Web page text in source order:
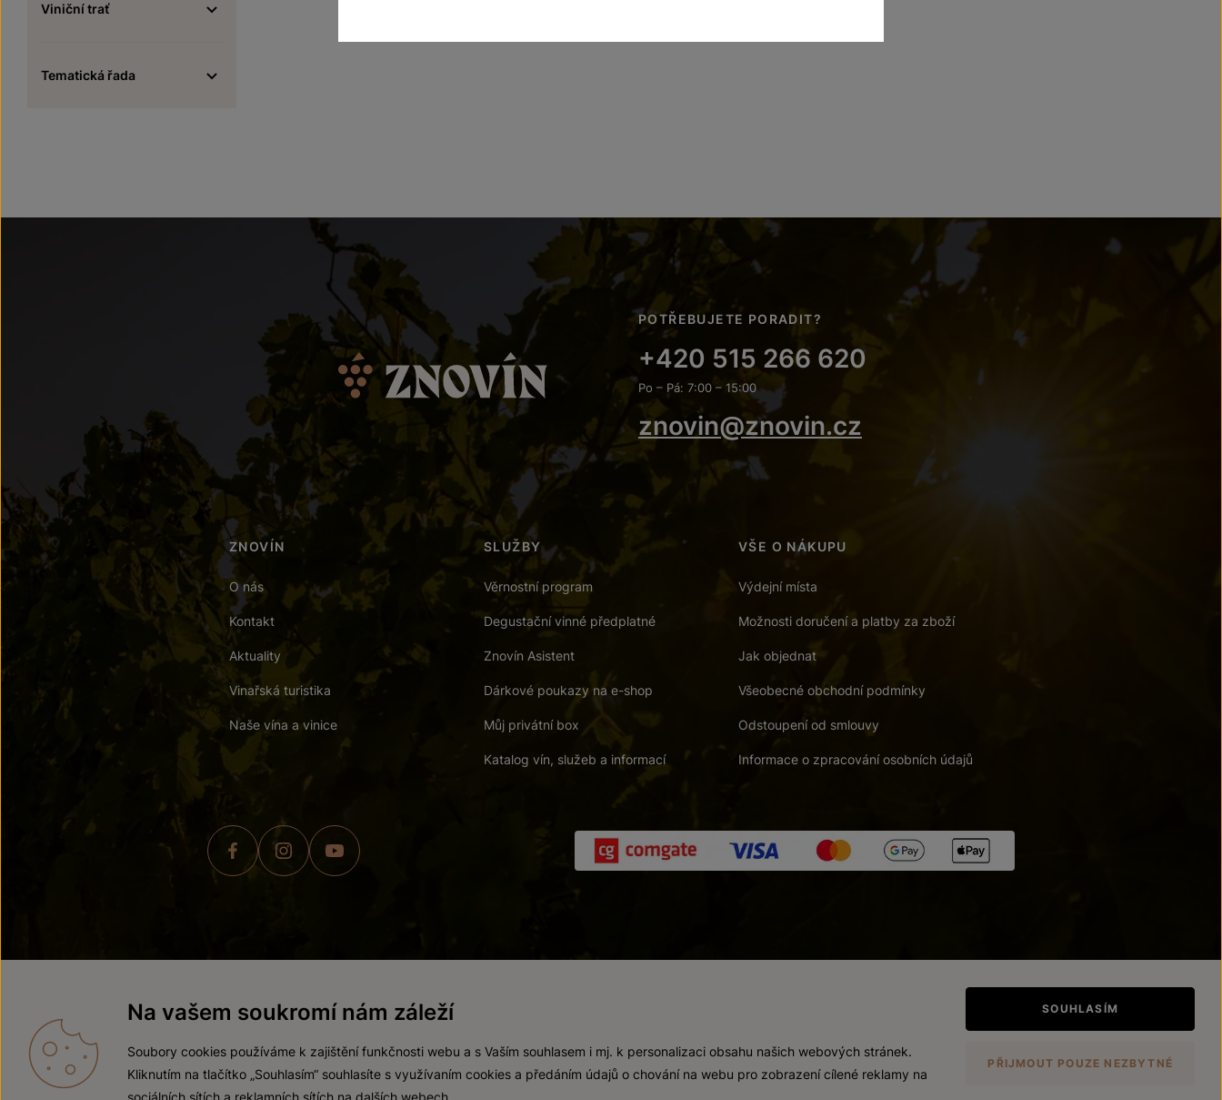
Viniční trať
Tematická řada
POTŘEBUJETE PORADIT?
+420 515 266 620
Po – Pá: 7:00 – 15:00
znovin@znovin.cz
ZNOVÍN
O nás
Kontakt
Aktuality
Vinařská turistika
Naše vína a vinice
SLUŽBY
Věrnostní program
Degustační vinné předplatné
Znovín Asistent
Dárkové poukazy na e-shop
Můj privátní box
Katalog vín, služeb a informací
VŠE O NÁKUPU
Výdejní místa
Možnosti doručení a platby za zboží
Jak objednat
Všeobecné obchodní podmínky
Odstoupení od smlouvy
Informace o zpracování osobních údajů
Zákaz prodeje alkoholických nápojů osobám mladším 18 let.
Vytvořil webProgress
Na vašem soukromí nám záleží
Soubory cookies používáme k zajištění funkčnosti webu a s Vaším souhlasem i mj. k personalizaci obsahu našich webových stránek.
Kliknutím na tlačítko „Souhlasím“ souhlasíte s využívaním cookies a předáním údajů o chování na webu pro zobrazení cílené reklamy na
sociálních sítích a reklamních sítích na dalších webech.
SOUHLASÍM
PŘIJMOUT POUZE NEZBYTNÉ